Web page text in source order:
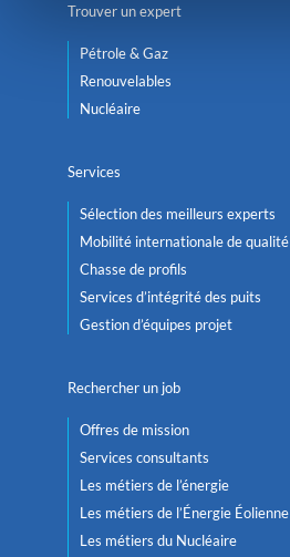
Trouver un expert
Pétrole & Gaz
Renouvelables
Nucléaire
Services
Sélection des meilleurs experts
Mobilité internationale de qualité
Chasse de profils
Services d’intégrité des puits
Gestion d’équipes projet
Rechercher un job
Offres de mission
Services consultants
Les métiers de l’énergie
Les métiers de l’Énergie Éolienne
Les métiers du Nucléaire